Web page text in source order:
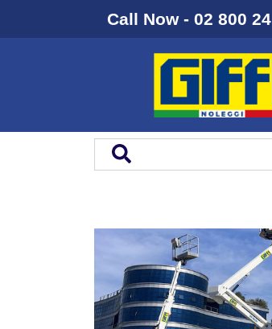
Call Now - 02 800 24